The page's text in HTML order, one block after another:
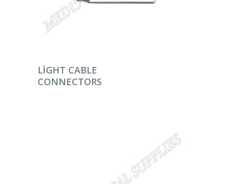
DEVAMINI OKU
LIGHT CABLE
CONNECTORS